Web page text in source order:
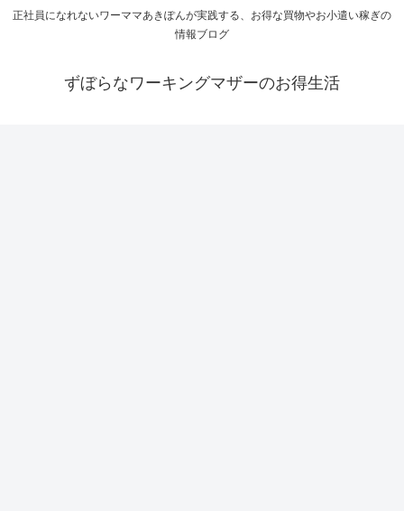
正社員になれないワーママあきぽんが実践する、お得な買物やお小遣い稼ぎの
情報ブログ
ずぼらなワーキングマザーのお得生活